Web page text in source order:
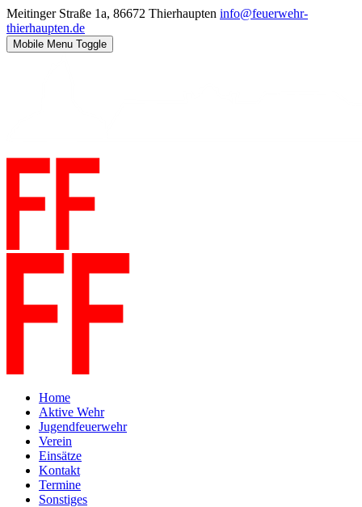
Meitinger Straße 1a, 86672 Thierhaupten info@feuerwehr-
thierhaupten.de
Mobile Menu Toggle
Home
Aktive Wehr
Jugendfeuerwehr
Verein
Einsätze
Kontakt
Termine
Sonstiges